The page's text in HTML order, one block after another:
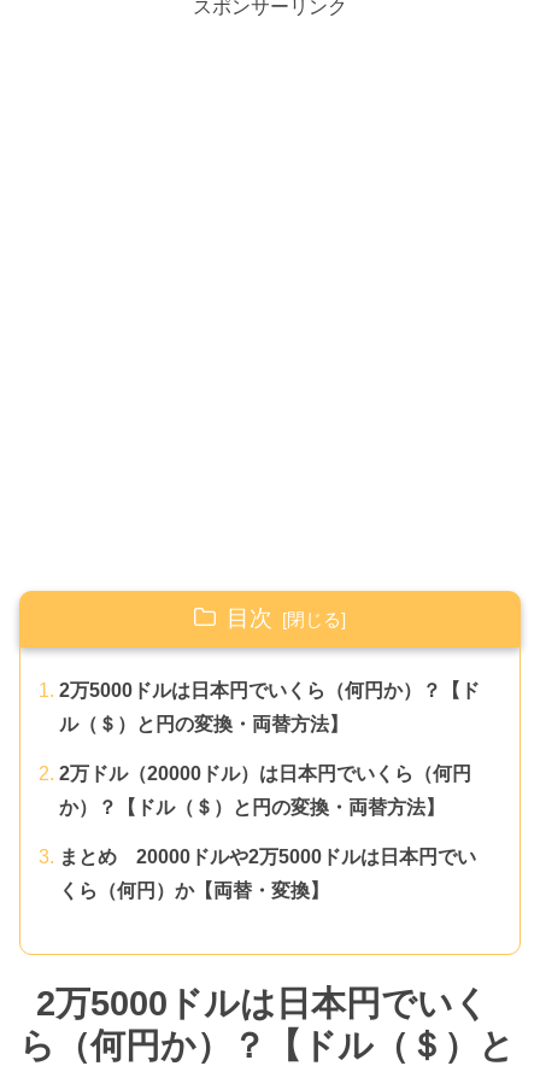
スポンサーリンク
目次
2万5000ドルは日本円でいくら（何円か）？【ド
ル（＄）と円の変換・両替方法】
2万ドル（20000ドル）は日本円でいくら（何円
か）？【ドル（＄）と円の変換・両替方法】
まとめ 20000ドルや2万5000ドルは日本円でい
くら（何円）か【両替・変換】
2万5000ドルは日本円でいく
ら（何円か）？【ドル（＄）と